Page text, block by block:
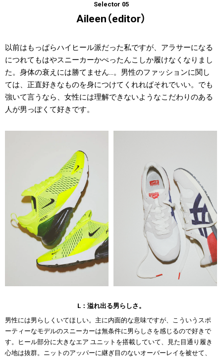
Selector 05
Aileen（editor）
以前はもっぱらハイヒール派だった私ですが、アラサーになる
につれてもはやスニーカーかぺったんこしか履けなくなりまし
た。身体の衰えには勝てません…。男性のファッションに関し
ては、正直好きなものを身につけてくれればそれでいい。でも
強いて言うなら、女性には理解できないようなこだわりのある
人が男っぽくて好きです。
L：溢れ出る男らしさ。
男性には男らしくいてほしい。主に内面的な意味ですが、こういうスポ
ーティーなモデルのスニーカーは無条件に男らしさを感じるので好きで
す。ヒール部分に大きなエア ユニットを搭載していて、見た目通り履き
心地は抜群。ニットのアッパーに継ぎ目のないオーバーレイを被せて、